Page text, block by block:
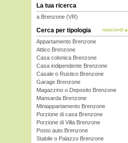
La tua ricerca
a Brenzone (VR)
Cerca per tipologia nascondi ▴
Appartamento Brenzone
Attico Brenzone
Casa colonica Brenzone
Casa indipendente Brenzone
Casale o Rustico Brenzone
Garage Brenzone
Magazzino o Deposito Brenzone
Mansarda Brenzone
Miniappartamento Brenzone
Porzione di casa Brenzone
Porzione di Villa Brenzone
Posto auto Brenzone
Stabile o Palazzo Brenzone